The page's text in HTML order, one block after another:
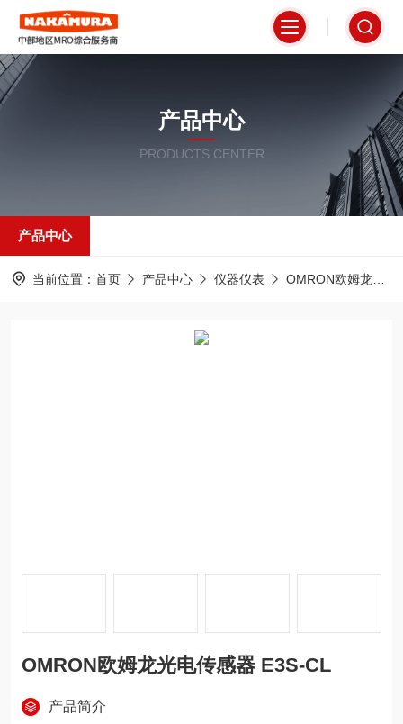
产品中心
PRODUCTS CENTER
产品中心
当前位置： 首页 产品中心 仪器仪表 OMRON欧姆龙
OMRON欧姆龙光电传感器 E3S-CL
产品简介